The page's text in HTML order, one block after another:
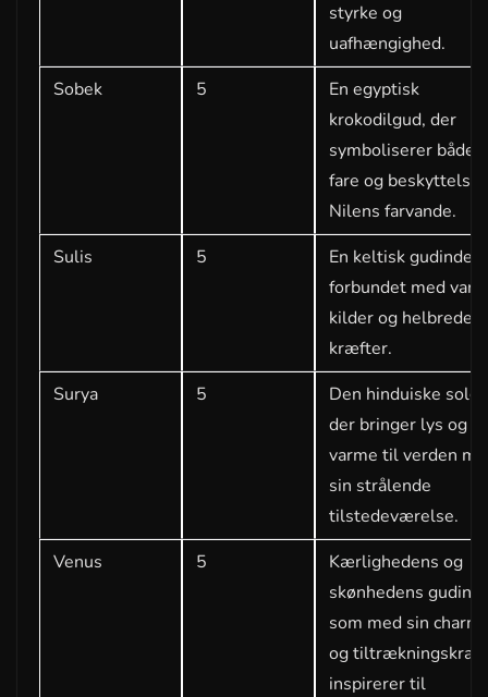
styrke og
uafhængighed.
Sobek
5
En egyptisk
krokodilgud, der
symboliserer både
fare og beskyttelse i
Nilens farvande.
Sulis
5
En keltisk gudinde,
forbundet med
kilder og
kræfter.
Surya
5
Den hinduiske
der bringer lys og
varme til verden
sin strålende
tilstedeværelse.
Venus
5
Kærlighedens og
skønhedens
som med sin
og tiltrækningskraft
inspirerer til